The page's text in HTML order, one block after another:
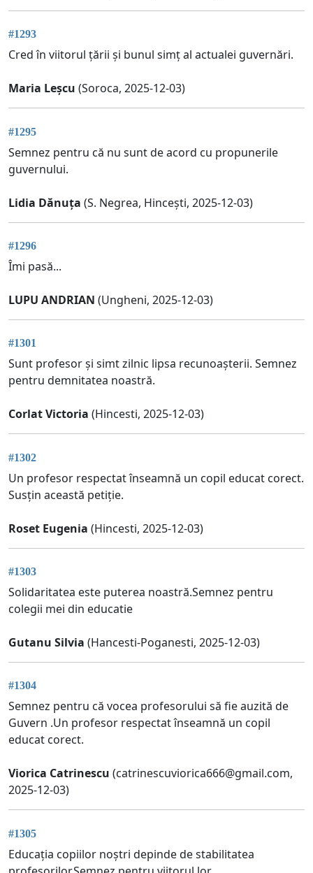
#1293
Cred în viitorul țării și bunul simț al actualei guvernări.
Maria Leșcu (Soroca, 2025-12-03)
#1295
Semnez pentru că nu sunt de acord cu propunerile
guvernului.
Lidia Dănuța (S. Negrea, Hincești, 2025-12-03)
#1296
Îmi pasă...
LUPU ANDRIAN (Ungheni, 2025-12-03)
#1301
Sunt profesor și simt zilnic lipsa recunoașterii. Semnez
pentru demnitatea noastră.
Corlat Victoria (Hincesti, 2025-12-03)
#1302
Un profesor respectat înseamnă un copil educat corect.
Susțin această petiție.
Roset Eugenia (Hincesti, 2025-12-03)
#1303
Solidaritatea este puterea noastră.Semnez pentru
colegii mei din educatie
Gutanu Silvia (Hancesti-Poganesti, 2025-12-03)
#1304
Semnez pentru că vocea profesorului să fie auzită de
Guvern .Un profesor respectat înseamnă un copil
educat corect.
Viorica Catrinescu (catrinescuviorica666@gmail.com,
2025-12-03)
#1305
Educația copiilor noștri depinde de stabilitatea